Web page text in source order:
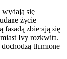
się
życie
fasadą zbierają się
Ivy rozkwita.
tłumione